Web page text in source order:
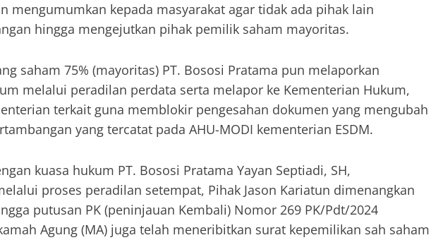
mengumumkan kepada masyarakat agar tidak ada pihak lain
hingga mengejutkan pihak pemilik saham mayoritas.
saham 75% (mayoritas) PT. Bososi Pratama pun melaporkan
melalui peradilan perdata serta melapor ke Kementerian Hukum,
terkait guna memblokir pengesahan dokumen yang mengubah
yang tercatat pada AHU-MODI kementerian ESDM.
kuasa hukum PT. Bososi Pratama Yayan Septiadi, SH,
proses peradilan setempat, Pihak Jason Kariatun dimenangkan
putusan PK (peninjauan Kembali) Nomor 269 PK/Pdt/2024
Agung (MA) juga telah meneribitkan surat kepemilikan sah saham